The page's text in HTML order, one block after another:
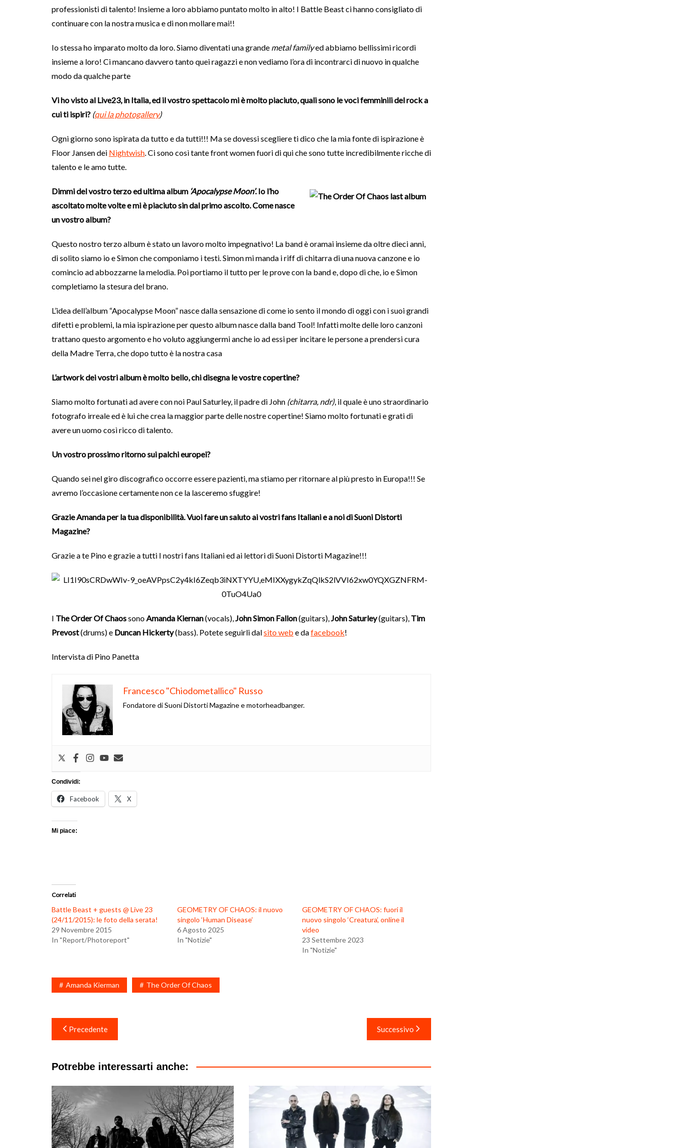
professionisti di talento! Insieme a loro abbiamo puntato molto in alto! I Battle Beast ci hanno consigliato di
continuare con la nostra musica e di non mollare mai!!
Io stessa ho imparato molto da loro. Siamo diventati una grande metal familyed abbiamo bellissimi ricordi
insieme a loro! Ci mancano davvero tanto quei ragazzi e non vediamo l’ora di incontrarci di nuovo in qualche
modo da qualche parte
Vi ho visto al Live23, in Italia, ed il vostro spettacolo mi è molto piaciuto, quali sono le voci femminili del rock a
cui ti ispiri? (qui la photogallery)
Ogni giorno sono ispirata da tutto e da tutti!!! Ma se dovessi scegliere ti dico che la mia fonte di ispirazione è
Floor Jansen dei Nightwish. Ci sono così tante front women fuori di qui che sono tutte incredibilmente ricche di
talento e le amo tutte.
Dimmi del vostro terzo ed ultima album ‘Apocalypse Moon’. Io l’ho
ascoltato molte volte e mi è piaciuto sin dal primo ascolto. Come nasce
un vostro album?
Questo nostro terzo album è stato un lavoro molto impegnativo! La band è oramai insieme da oltre dieci anni,
di solito siamo io e Simon che componiamo i testi. Simon mi manda i riff di chitarra di una nuova canzone e io
comincio ad abbozzarne la melodia. Poi portiamo il tutto per le prove con la band e, dopo di che, io e Simon
completiamo la stesura del brano.
L’idea dell’album “Apocalypse Moon” nasce dalla sensazione di come io sento il mondo di oggi con i suoi grandi
difetti e problemi, la mia ispirazione per questo album nasce dalla band Tool! Infatti molte delle loro canzoni
trattano questo argomento e ho voluto aggiungermi anche io ad essi per incitare le persone a prendersi cura
della Madre Terra, che dopo tutto è la nostra casa
L’artwork dei vostri album è molto bello, chi disegna le vostre copertine?
Siamo molto fortunati ad avere con noi Paul Saturley, il padre di John (chitarra, ndr), il quale è uno straordinario
fotografo irreale ed è lui che crea la maggior parte delle nostre copertine! Siamo molto fortunati e grati di
avere un uomo così ricco di talento.
Un vostro prossimo ritorno sui palchi europei?
Quando sei nel giro discografico occorre essere pazienti, ma stiamo per ritornare al più presto in Europa!!! Se
avremo l’occasione certamente non ce la lasceremo sfuggire!
Grazie Amanda per la tua disponibilità. Vuoi fare un saluto ai vostri fans Italiani e a noi di Suoni Distorti
Magazine?
Grazie a te Pino e grazie a tutti I nostri fans Italiani ed ai lettori di Suoni Distorti Magazine!!!
I The Order Of ChaossonoAmanda Kiernan(vocals),John Simon Fallon(guitars),John Saturley(guitars), Tim
Prevost(drums) e Duncan Hickerty(bass). Potete seguirli dalsito web e dafacebook!
Intervista di Pino Panetta
Francesco "Chiodometallico" Russo
Fondatore di Suoni Distorti Magazine e motorheadbanger.
Condividi:
Facebook X
Mi piace:
Correlati
Battle Beast + guests @ Live 23
(24/11/2015): le foto della serata!
29 Novembre 2015
In "Report/Photoreport"
GEOMETRY OF CHAOS: il nuovo
singolo ‘Human Disease’
6 Agosto 2025
In "Notizie"
GEOMETRY OF CHAOS: fuori il
nuovo singolo ‘Creatura’, online il
video
23 Settembre 2023
In "Notizie"
Amanda Kierman The Order Of Chaos
Navigazione
articoli
Precedente Successivo
Potrebbe interessarti anche: